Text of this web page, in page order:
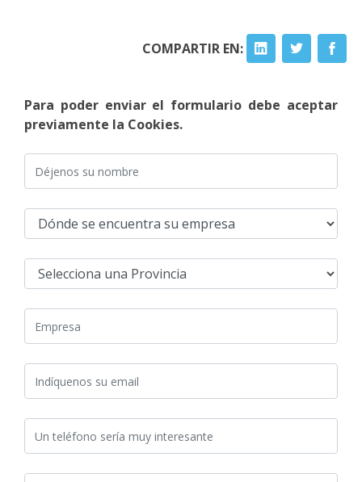
COMPARTIR EN:
Para poder enviar el formulario debe aceptar
previamente la Cookies.